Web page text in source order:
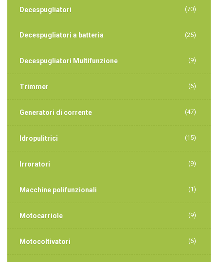
Decespugliatori (70)
Decespugliatori a batteria (25)
Decespugliatori Multifunzione (9)
Trimmer (6)
Generatori di corrente (47)
Idropulitrici (15)
Irroratori (9)
Macchine polifunzionali (1)
Motocarriole (9)
Motocoltivatori (6)